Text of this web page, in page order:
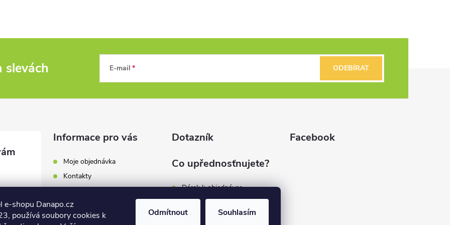
e-shopu Danapo.cz
používá soubory cookies k
Odmítnout Souhlasím
slevách E-mail ODEBÍRAT
Informace pro vás
Moje objednávka
Kontakty
Hodnocení obchodu
Obchodní podmínky
Dotazník
Co upřednosťnujete?
Dárek k objednávce
Zákaznický servis
Facebook